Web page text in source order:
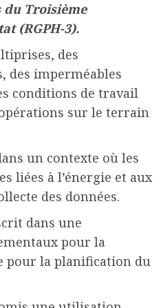
du Troisième
(RGPH-3).
des
des imperméables
conditions de travail
sur le terrain
un contexte où les
liées à l’énergie et aux
des données.
dans une
pour la
pour la planification du